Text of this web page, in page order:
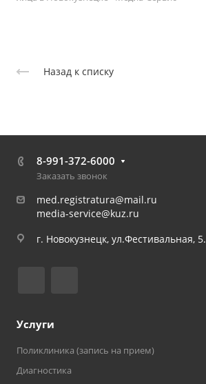
Назад к списку
8-991-372-6000
Заказать звонок
med.registratura@mail.ru
media-service@kuz.ru
г. Новокузнецк, ул.Фестивальная, 5.
Услуги
Поликлиника (запись на прием)
Диагностика